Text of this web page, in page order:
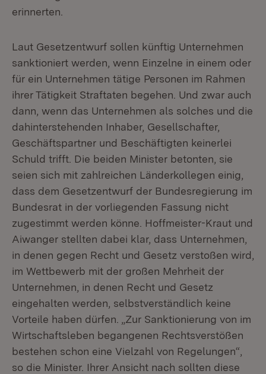
erinnerten.
Laut Gesetzentwurf sollen künftig Unternehmen
sanktioniert werden, wenn Einzelne in einem oder
für ein Unternehmen tätige Personen im Rahmen
ihrer Tätigkeit Straftaten begehen. Und zwar auch
dann, wenn das Unternehmen als solches und die
dahinterstehenden Inhaber, Gesellschafter,
Geschäftspartner und Beschäftigten keinerlei
Schuld trifft. Die beiden Minister betonten, sie
seien sich mit zahlreichen Länderkollegen einig,
dass dem Gesetzentwurf der Bundesregierung im
Bundesrat in der vorliegenden Fassung nicht
zugestimmt werden könne. Hoffmeister-Kraut und
Aiwanger stellten dabei klar, dass Unternehmen,
in denen gegen Recht und Gesetz verstoßen wird,
im Wettbewerb mit der großen Mehrheit der
Unternehmen, in denen Recht und Gesetz
eingehalten werden, selbstverständlich keine
Vorteile haben dürfen. „Zur Sanktionierung von im
Wirtschaftsleben begangenen Rechtsverstößen
bestehen schon eine Vielzahl von Regelungen“,
so die Minister. Ihrer Ansicht nach sollten diese